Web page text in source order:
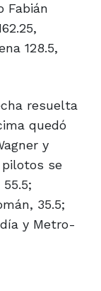
Fabián
128.5,
resuelta
quedó
y
se
35.5;
y Metro-